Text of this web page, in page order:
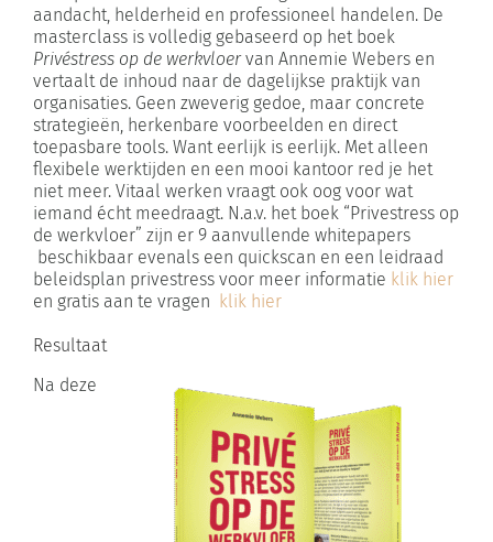
aandacht, helderheid en professioneel handelen. De
masterclass is volledig gebaseerd op het boek
Privéstress op de werkvloervan Annemie Webers en
vertaalt de inhoud naar de dagelijkse praktijk van
organisaties. Geen zweverig gedoe, maar concrete
strategieën, herkenbare voorbeelden en direct
toepasbare tools. Want eerlijk is eerlijk. Met alleen
flexibele werktijden en een mooi kantoor red je het
niet meer. Vitaal werken vraagt ook oog voor wat
iemand écht meedraagt. N.a.v. het boek “Privestress op
de werkvloer” zijn er 9 aanvullende whitepapers
beschikbaar evenals een quickscan en een leidraad
beleidsplan privestress voor meer informatie klik hier
en gratis aan te vragen klik hier
Resultaat
Na deze